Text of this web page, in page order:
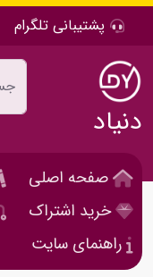
پشتیبانی تلگرام
دنیاد
صفحه اصلی
خرید اشتراک
راهنمای سایت